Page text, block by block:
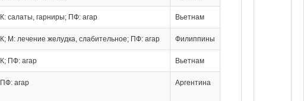
К: салаты, гарниры; ПФ: агар Вьетнам
К; М: лечение желудка, слабительное; ПФ: агар Филиппины
К; ПФ: агар Вьетнам
ПФ: агар Аргентина